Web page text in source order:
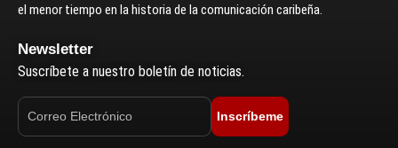
el menor tiempo en la historia de la comunicación caribeña.
Newsletter
Suscríbete a nuestro boletín de noticias.
Inscríbeme